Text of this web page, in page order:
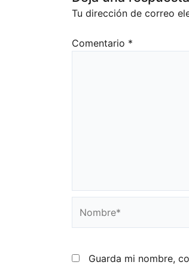
Tu dirección de correo
Comentario *
Guarda mi nombre,